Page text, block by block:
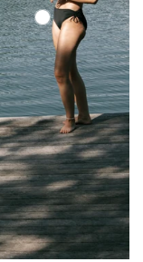
Color
Up
Top